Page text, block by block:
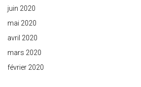
juin 2020
mai 2020
avril 2020
mars 2020
février 2020